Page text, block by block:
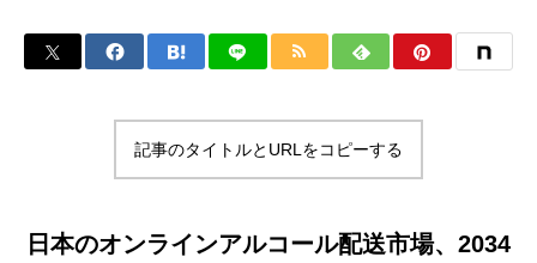
記事のタイトルとURLをコピーする
日本のオンラインアルコール配送市場、2034